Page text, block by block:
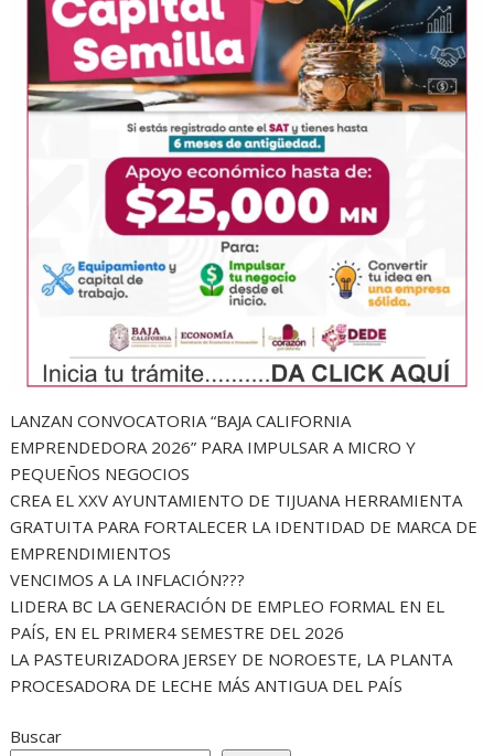
LANZAN CONVOCATORIA “BAJA CALIFORNIA
EMPRENDEDORA 2026” PARA IMPULSAR A MICRO Y
PEQUEÑOS NEGOCIOS
CREA EL XXV AYUNTAMIENTO DE TIJUANA HERRAMIENTA
GRATUITA PARA FORTALECER LA IDENTIDAD DE MARCA DE
EMPRENDIMIENTOS
VENCIMOS A LA INFLACIÓN???
LIDERA BC LA GENERACIÓN DE EMPLEO FORMAL EN EL
PAÍS, EN EL PRIMER4 SEMESTRE DEL 2026
LA PASTEURIZADORA JERSEY DE NOROESTE, LA PLANTA
PROCESADORA DE LECHE MÁS ANTIGUA DEL PAÍS
Buscar